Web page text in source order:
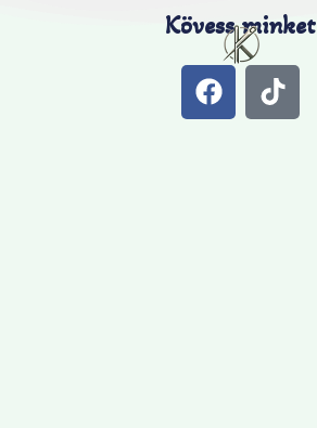
Kövess minket